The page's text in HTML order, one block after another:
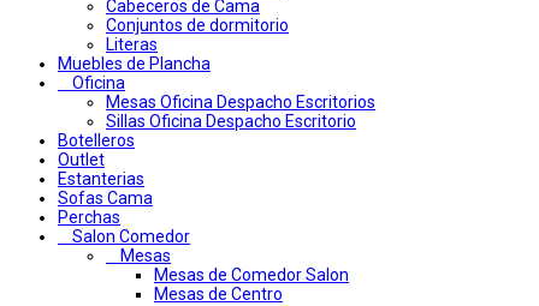
Cabeceros de Cama
Conjuntos de dormitorio
Literas
Muebles de Plancha
Oficina
Mesas Oficina Despacho Escritorios
Sillas Oficina Despacho Escritorio
Botelleros
Outlet
Estanterias
Sofas Cama
Perchas
Salon Comedor
Mesas
Mesas de Comedor Salon
Mesas de Centro